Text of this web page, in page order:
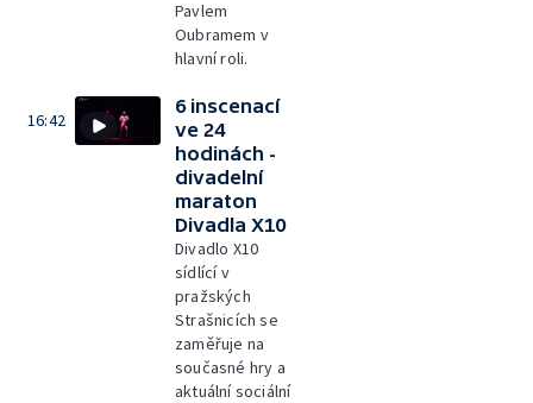
Pavlem
Oubramem v
hlavní roli.
16:42
6 inscenací
ve 24
hodinách -
divadelní
maraton
Divadla X10
Divadlo X10
sídlící v
pražských
Strašnicích se
zaměřuje na
současné hry a
aktuální sociální